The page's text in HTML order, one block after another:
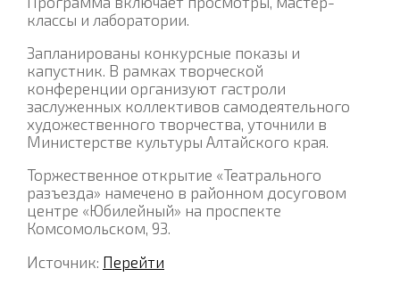
классы и лаборатории.
Запланированы конкурсные показы и
капустник. В рамках творческой
конференции организуют гастроли
заслуженных коллективов самодеятельного
художественного творчества, уточнили в
Министерстве культуры Алтайского края.
Торжественное открытие «Театрального
разъезда» намечено в районном досуговом
центре «Юбилейный» на проспекте
Комсомольском, 93.
Источник: Перейти